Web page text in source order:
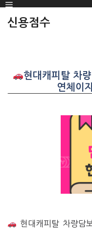
SKIP
TO
Menu
신용점수
현대캐피탈 차
연체이
현대캐피탈 차량담